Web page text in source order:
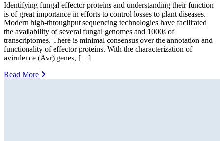
Identifying fungal effector proteins and understanding their function
is of great importance in efforts to control losses to plant diseases.
Modern high-throughput sequencing technologies have facilitated
the availability of several fungal genomes and 1000s of
transcriptomes. There is minimal consensus over the annotation and
functionality of effector proteins. With the characterization of
avirulence (Avr) genes, […]
Read More